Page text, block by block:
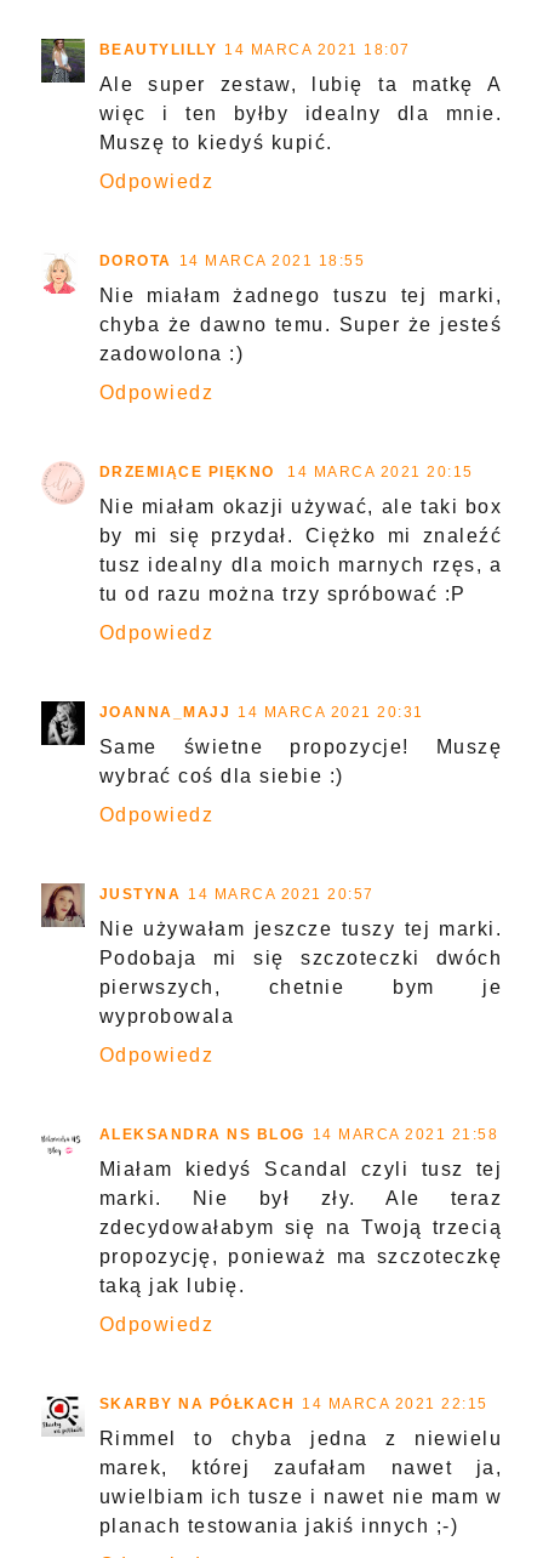
BEAUTYLILLY 14 MARCA 2021 18:07
Ale super zestaw, lubię ta matkę A
więc i ten byłby idealny dla mnie.
Muszę to kiedyś kupić.
Odpowiedz
DOROTA 14 MARCA 2021 18:55
Nie miałam żadnego tuszu tej marki,
chyba że dawno temu. Super że jesteś
zadowolona :)
Odpowiedz
DRZEMIĄCE PIĘKNO 14 MARCA 2021 20:15
Nie miałam okazji używać, ale taki box
by mi się przydał. Ciężko mi znaleźć
tusz idealny dla moich marnych rzęs, a
tu od razu można trzy spróbować :P
Odpowiedz
JOANNA_MAJJ 14 MARCA 2021 20:31
Same świetne propozycje! Muszę
wybrać coś dla siebie :)
Odpowiedz
JUSTYNA 14 MARCA 2021 20:57
Nie używałam jeszcze tuszy tej marki.
Podobaja mi się szczoteczki dwóch
pierwszych, chetnie bym je
wyprobowala
Odpowiedz
ALEKSANDRA NS BLOG 14 MARCA 2021 21:58
Miałam kiedyś Scandal czyli tusz tej
marki. Nie był zły. Ale teraz
zdecydowałabym się na Twoją trzecią
propozycję, ponieważ ma szczoteczkę
taką jak lubię.
Odpowiedz
SKARBY NA PÓŁKACH 14 MARCA 2021 22:15
Rimmel to chyba jedna z niewielu
marek, której zaufałam nawet ja,
uwielbiam ich tusze i nawet nie mam w
planach testowania jakiś innych ;-)